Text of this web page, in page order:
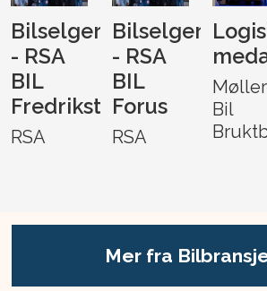
Bilselger
- RSA
BIL
Fredrikstad
RSA
Bilselger
- RSA
BIL
Forus
RSA
Møller
Bil
Mer fra